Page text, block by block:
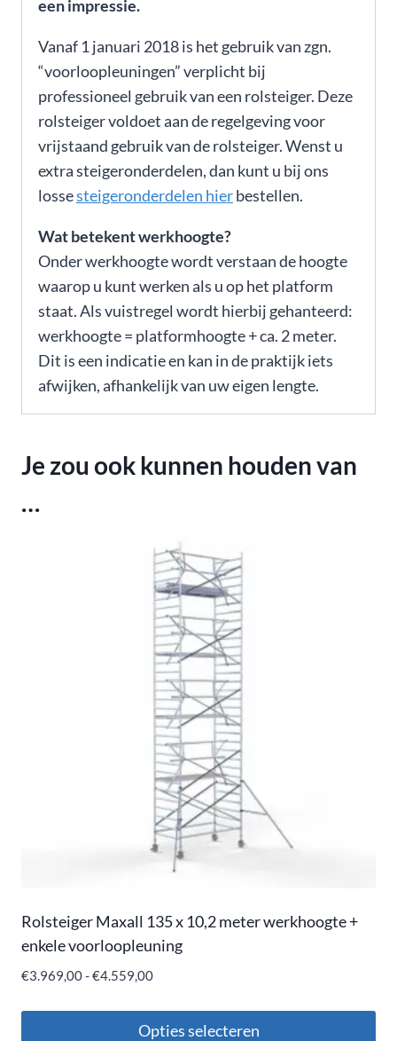
een impressie.
Vanaf 1 januari 2018 is het gebruik van zgn.
“voorloopleuningen” verplicht bij
professioneel gebruik van een rolsteiger. Deze
rolsteiger voldoet aan de regelgeving voor
vrijstaand gebruik van de rolsteiger. Wenst u
extra steigeronderdelen, dan kunt u bij ons
lossesteigeronderdelen hierbestellen.
Wat betekent werkhoogte?
Onder werkhoogte wordt verstaan de hoogte
waarop u kunt werken als u op het platform
staat. Als vuistregel wordt hierbij gehanteerd:
werkhoogte = platformhoogte + ca. 2 meter.
Dit is een indicatie en kan in de praktijk iets
afwijken, afhankelijk van uw eigen lengte.
Je zou ook kunnen houden van
…
Rolsteiger Maxall 135 x 10,2 meter werkhoogte +
enkele voorloopleuning
€3.969,00-€4.559,00
Opties selecteren